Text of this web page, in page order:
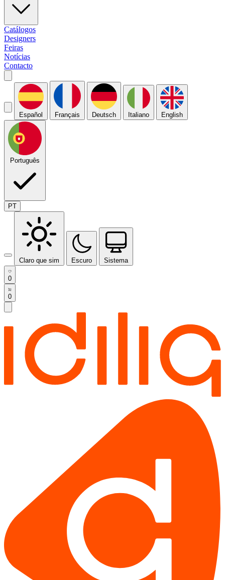
Catálogos
Designers
Feiras
Notícias
Contacto
Español Français Deutsch Italiano English
Português
PT
Claro que sim Escuro Sistema
0
0